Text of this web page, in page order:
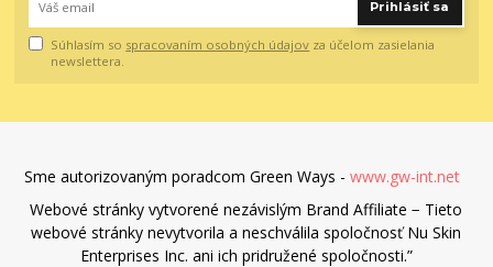
Prihlásiť sa
Súhlasím so spracovaním osobných údajov za účelom zasielania
newslettera.
Sme autorizovaným poradcom Green Ways - www.gw-int.net
Webové stránky vytvorené nezávislým Brand Affiliate − Tieto
webové stránky nevytvorila a neschválila spoločnosť Nu Skin
Enterprises Inc. ani ich pridružené spoločnosti.”